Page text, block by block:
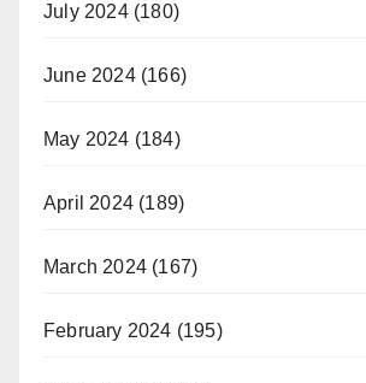
July 2024(180)
June 2024(166)
May 2024 (184)
April 2024 (189)
March 2024 (167)
February 2024 (195)